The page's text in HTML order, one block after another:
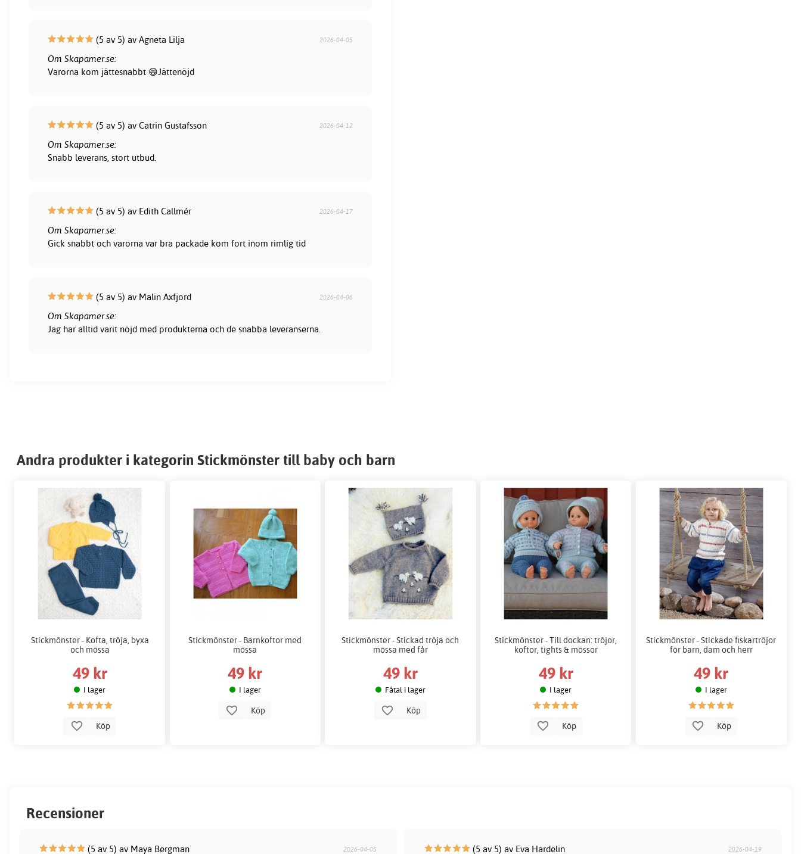
(5 av 5) av Agneta Lilja 2026-04-05
Om Skapamer.se:
Varorna kom jättesnabbt 😄Jättenöjd
(5 av 5) av Catrin Gustafsson 2026-04-12
Om Skapamer.se:
Snabb leverans, stort utbud.
(5 av 5) av Edith Callmér 2026-04-17
Om Skapamer.se:
Gick snabbt och varorna var bra packade kom fort inom rimlig tid
(5 av 5) av Malin Axfjord 2026-04-06
Om Skapamer.se:
Jag har alltid varit nöjd med produkterna och de snabba leveranserna.
Andra produkter i kategorin Stickmönster till baby och barn
Stickmönster - Kofta, tröja, byxa
och mössa
49 kr
I lager
Köp
Stickmönster - Barnkoftor med
mössa
49 kr
I lager
Köp
Stickmönster - Stickad tröja och
mössa med får
49 kr
Fåtal i lager
Köp
Stickmönster - Till dockan: tröjor,
koftor, tights & mössor
49 kr
I lager
Köp
Stickmönster - Stickade fiskartröjor
för barn, dam och herr
49 kr
I lager
Köp
Recensioner
(5 av 5) av Maya Bergman 2026-04-05 (5 av 5) av Eva Hardelin 2026-04-19